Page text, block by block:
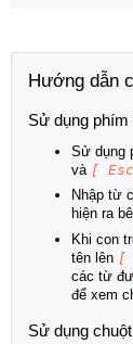
Hướng dẫn
Sử dụng phím
Sử dụng
và [
Nhập từ
hiện ra
Khi con
tên lên [
các từ
để xem
Sử dụng chuột